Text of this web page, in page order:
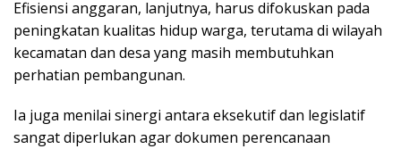
Efisiensi anggaran, lanjutnya, harus difokuskan pada
peningkatan kualitas hidup warga, terutama di wilayah
kecamatan dan desa yang masih membutuhkan
perhatian pembangunan.
Ia juga menilai sinergi antara eksekutif dan legislatif
sangat diperlukan agar dokumen perencanaan